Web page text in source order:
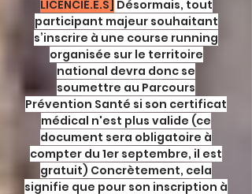
LICENCIÉ.E.S] Désormais, tout
participant majeur souhaitant
s’inscrire à une course running
organisée sur le territoire
national devra donc se
soumettre au Parcours
Prévention Santé si son certificat
médical n'est plus valide (ce
document sera obligatoire à
compter du 1er septembre, il est
gratuit) Concrètement, cela
signifie que pour son inscription à